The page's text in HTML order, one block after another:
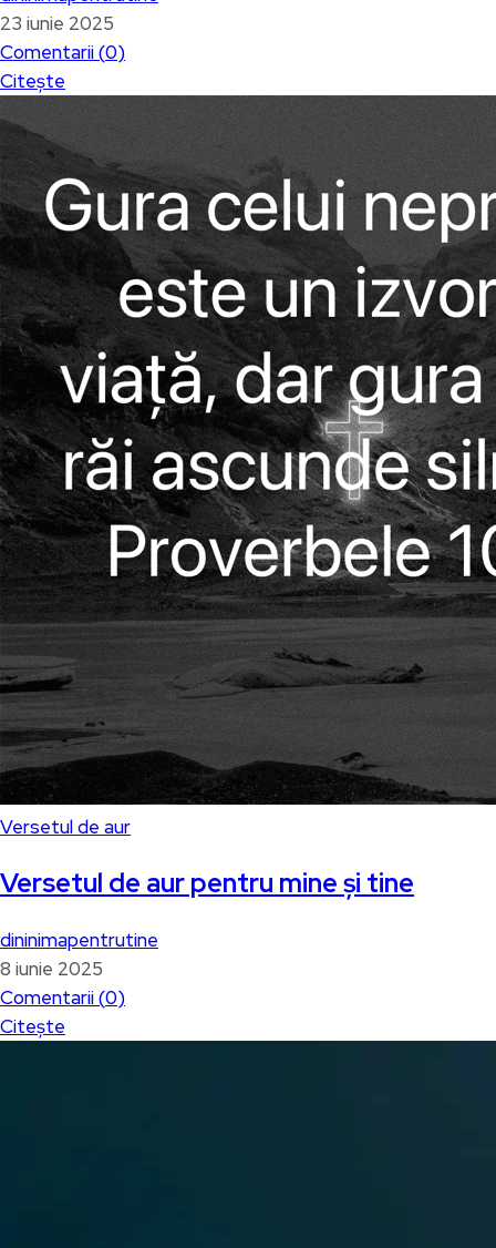
23 iunie 2025
Comentarii (0)
Citește
Versetul de aur
Versetul de aur pentru mine și tine
dininimapentrutine
8 iunie 2025
Comentarii (0)
Citește